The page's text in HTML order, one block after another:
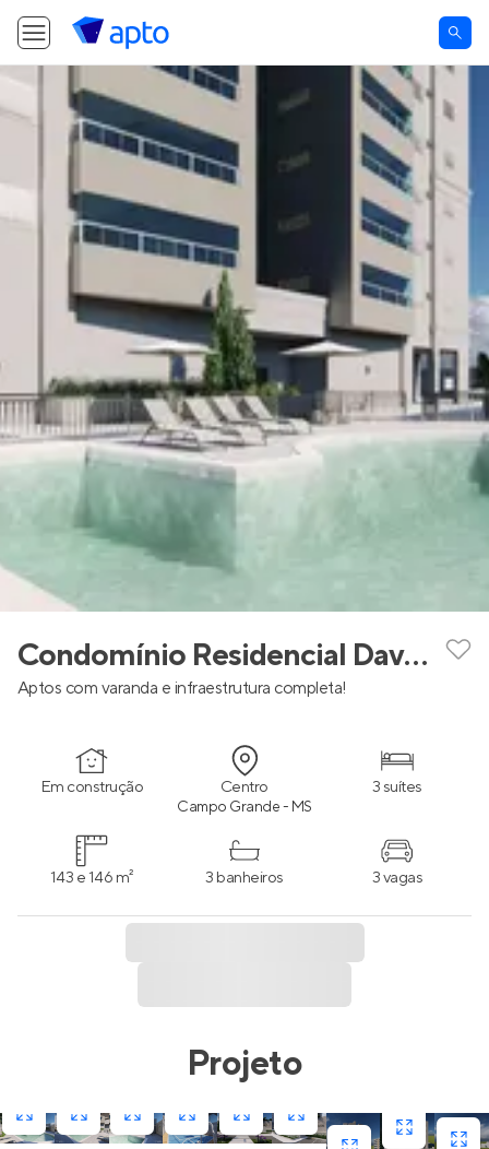
Condomínio Residencial Davos
Aptos com varanda e infraestrutura completa!
Em construção Centro
Campo Grande - MS
3 suítes
143 e 146 m² 3 banheiros 3 vagas
Projeto